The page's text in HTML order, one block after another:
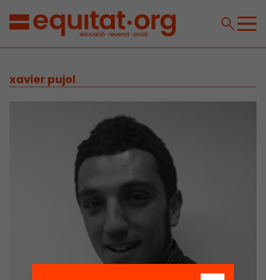
xavier pujol